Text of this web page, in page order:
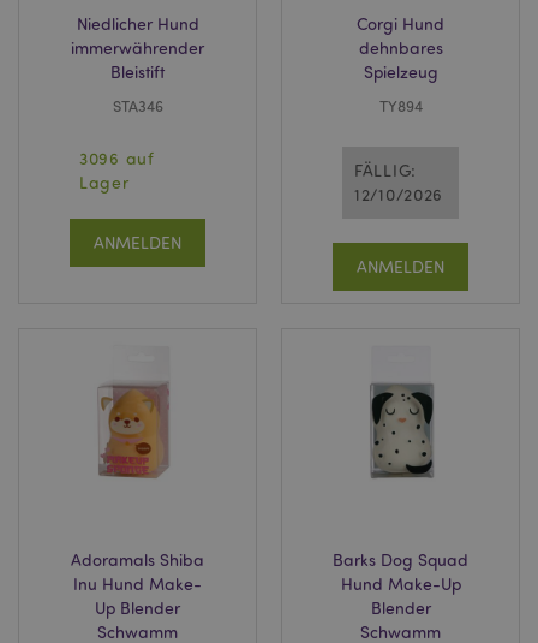
Niedlicher Hund
immerwährender
Bleistift
STA346
3096 auf
Lager
ANMELDEN
Corgi Hund
dehnbares
Spielzeug
TY894
FÄLLIG:
12/10/2026
ANMELDEN
Adoramals Shiba
Inu Hund Make-
Up Blender
Schwamm
Barks Dog Squad
Hund Make-Up
Blender
Schwamm